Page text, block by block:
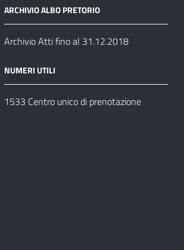
ARCHIVIO ALBO PRETORIO
Archivio Atti fino al 31.12.2018
NUMERI UTILI
1533 Centro unico di prenotazione